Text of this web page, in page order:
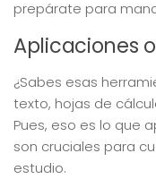
prepárate para
Aplicaciones
¿Sabes esas
texto, hojas de
Pues, eso es lo que
son cruciales para
estudio.